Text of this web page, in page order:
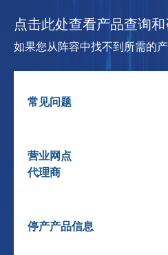
点击此处查看产品查询和
如果您从阵容中找不到所需的
常见问题
营业网点
代理商
停产产品信息